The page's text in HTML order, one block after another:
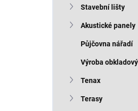
Stavební lišty
Akustické panely
Půjčovna nářadí
Výroba
Tenax
Terasy